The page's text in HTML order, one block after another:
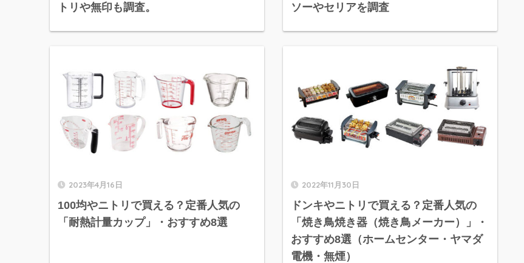
トリや無印も調査。
ソーやセリアを調査
2023年4月16日
100均やニトリで買える？定番人気の
「耐熱計量カップ」・おすすめ8選
2022年11月30日
ドンキやニトリで買える？定番人気の
「焼き鳥焼き器（焼き鳥メーカー）」・
おすすめ8選（ホームセンター・ヤマダ
電機・無煙）